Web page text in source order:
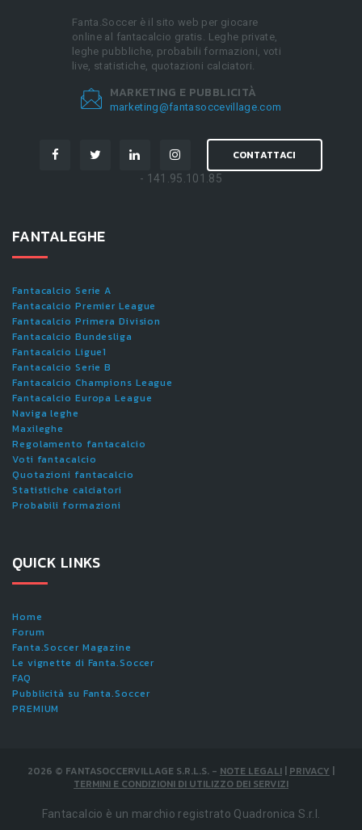
Fanta.Soccer è il sito web per giocare
online al fantacalcio gratis. Leghe private,
leghe pubbliche, probabili formazioni, voti
live, statistiche, quotazioni calciatori.
MARKETING E PUBBLICITÀ
marketing@fantasoccevillage.com
CONTATTACI
- 141.95.101.85
FANTALEGHE
Fantacalcio Serie A
Fantacalcio Premier League
Fantacalcio Primera Division
Fantacalcio Bundesliga
Fantacalcio Ligue1
Fantacalcio Serie B
Fantacalcio Champions League
Fantacalcio Europa League
Naviga leghe
Maxileghe
Regolamento fantacalcio
Voti fantacalcio
Quotazioni fantacalcio
Statistiche calciatori
Probabili formazioni
QUICK LINKS
Home
Forum
Fanta.Soccer Magazine
Le vignette di Fanta.Soccer
FAQ
Pubblicità su Fanta.Soccer
PREMIUM
2026 © FANTASOCCERVILLAGE S.R.L.S. - NOTE LEGALI | PRIVACY |
TERMINI E CONDIZIONI DI UTILIZZO DEI SERVIZI
Fantacalcio è un marchio registrato Quadronica S.r.l.